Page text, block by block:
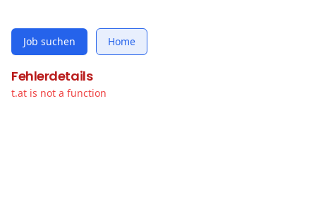
Job suchen Home
Fehlerdetails
t.at is not a function